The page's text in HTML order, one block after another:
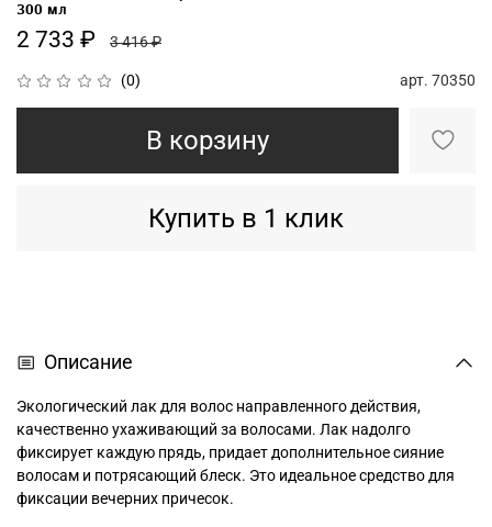
(0) арт. 70350
300 мл
2 733 ₽ 3 416 ₽
В корзину
Купить в 1 клик
Описание
Экологический лак для волос направленного действия,
качественно ухаживающий за волосами. Лак надолго
фиксирует каждую прядь, придает дополнительное сияние
волосам и потрясающий блеск. Это идеальное средство для
фиксации вечерних причесок.